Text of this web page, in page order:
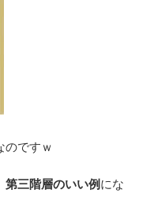
のですｗ
第三階層のいい例 にな